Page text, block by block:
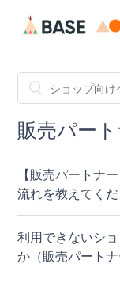
販売パー
【販売パートナ
流れを教えてく
利用できないシ
か（販売パートナ